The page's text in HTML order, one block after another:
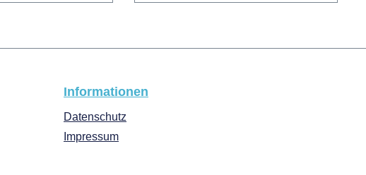
Informationen
Datenschutz
Impressum